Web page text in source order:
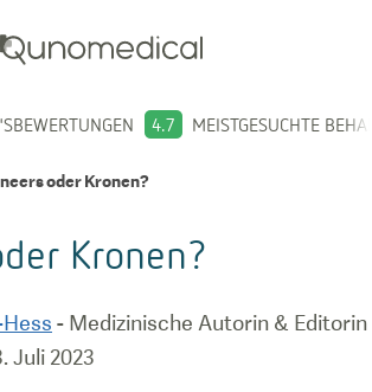
BEWERTUNGEN 4.7 MEISTGESUCHTE
oder Kronen?
Kronen?
- Medizinische Autorin & Editorin
Juli 2023